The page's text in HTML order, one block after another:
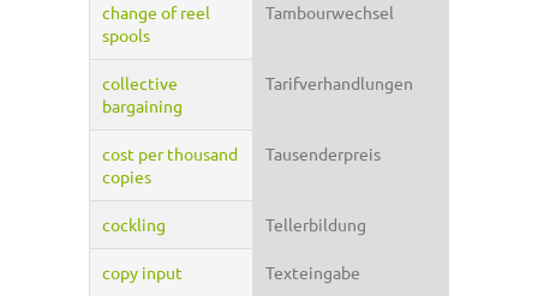
change of reel
spools
Tambourwechsel
collective
bargaining
Tarifverhandlungen
cost per thousand
copies
Tausenderpreis
cockling Tellerbildung
copy input Texteingabe